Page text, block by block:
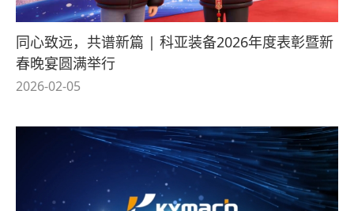
同心致远，共谱新篇 | 科亚装备2026年度表彰暨新
春晚宴圆满举行
2026-02-05